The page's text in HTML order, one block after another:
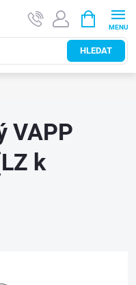
HLEDAT
NÁKUPNÍ
KOŠÍK
VAPP
k